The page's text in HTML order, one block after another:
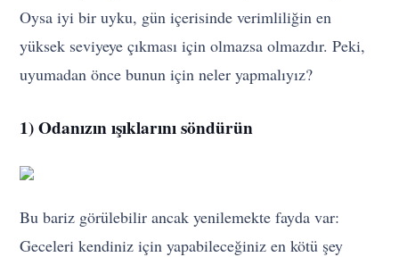
Oysa iyi bir uyku, gün içerisinde verimliliğin en
yüksek seviyeye çıkması için olmazsa olmazdır. Peki,
uyumadan önce bunun için neler yapmalıyız?
1) Odanızın ışıklarını söndürün
Bu bariz görülebilir ancak yenilemekte fayda var:
Geceleri kendiniz için yapabileceğiniz en kötü şey